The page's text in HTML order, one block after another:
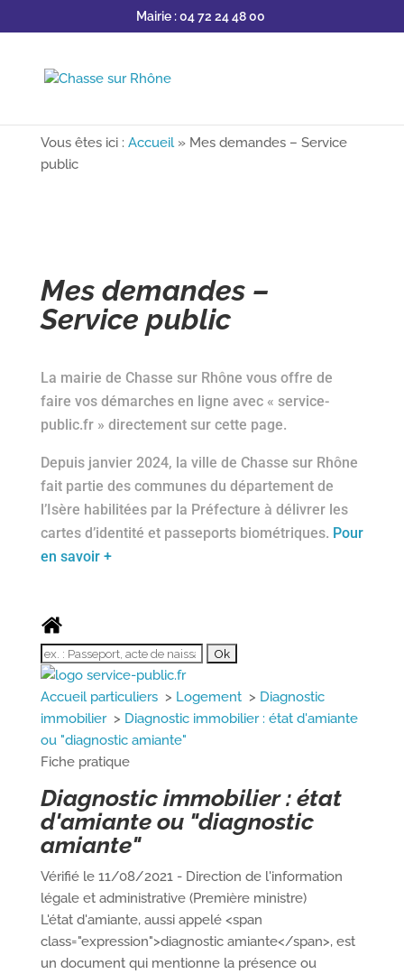
Mairie : 04 72 24 48 00
Vous êtes ici : Accueil» Mes demandes – Service
public
Mes demandes –
Service public
La mairie de Chasse sur Rhône vous offre de
faire vos démarches en ligne avec « service-
public.fr » directement sur cette page.
Depuis janvier 2024, la ville de Chasse sur Rhône
fait partie des communes du département de
l’Isère habilitées par la Préfecture à délivrer les
cartes d’identité et passeports biométriques. Pour
en savoir +
Accueil particuliers > Logement > Diagnostic
immobilier > Diagnostic immobilier : état d'amiante
ou "diagnostic amiante"
Fiche pratique
Diagnostic immobilier : état
d'amiante ou "diagnostic
amiante"
Vérifié le 11/08/2021 - Direction de l'information
légale et administrative (Première ministre)
L'état d'amiante, aussi appelé <span
class="expression">diagnostic amiante</span>, est
un document qui mentionne la présence ou
Portail
Signaler